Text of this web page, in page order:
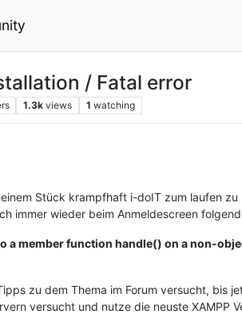
/ Fatal error
1.3k views 1 watching
Stück krampfhaft i-doIT zum laufen zu
immer wieder beim Anmeldescreen
a member function handle() on a non-
zu dem Thema im Forum versucht, bis
versucht und nutze die neuste XAMPP